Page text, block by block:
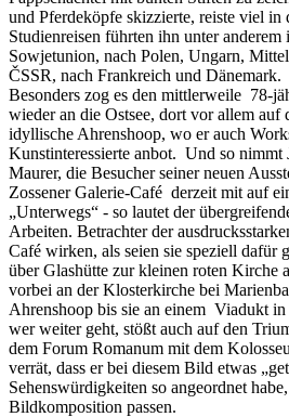
und Pferdeköpfe skizzierte, reiste viel in
Studienreisen führten ihn unter anderem
Sowjetunion, nach Polen, Ungarn,
ČSSR, nach Frankreich und Dänemark.
Besonders zog es den mittlerweile 78-
wieder an die Ostsee, dort vor allem auf
idyllische Ahrenshoop, wo er auch
Kunstinteressierte anbot. Und so nimmt
Maurer, die Besucher seiner neuen
Zossener Galerie-Café derzeit mit auf
„Unterwegs“ - so lautet der
Arbeiten. Betrachter der
Café wirken, als seien sie speziell dafür
über Glashütte zur kleinen roten Kirche
vorbei an der Klosterkirche bei
Ahrenshoop bis sie an einem Viadukt
wer weiter geht, stößt auch auf den
dem Forum Romanum mit dem
verrät, dass er bei diesem Bild etwas
Sehenswürdigkeiten so angeordnet
Bildkomposition passen.